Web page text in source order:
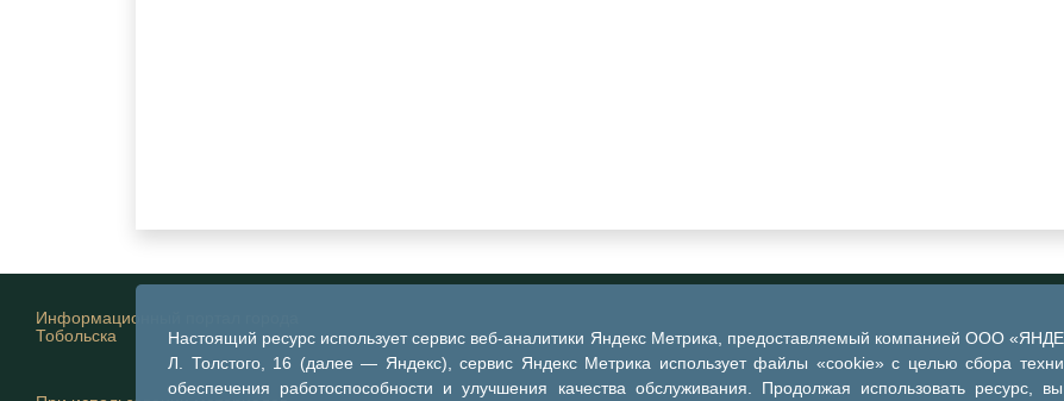
Настоящий ресурс использует сервис веб-аналитики Яндекс Метрика, предоставляемый компанией ООО
Л. Толстого, 16 (далее — Яндекс), сервис Яндекс Метрика использует файлы «cookie» с целью сбора
обеспечения работоспособности и улучшения качества обслуживания. Продолжая использовать ресурс,
Информационный портал города
Тобольска